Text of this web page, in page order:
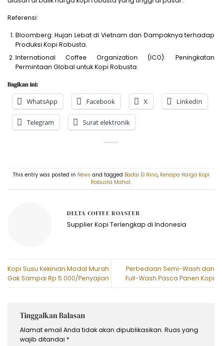
Referensi:
Bloomberg: Hujan Lebat di Vietnam dan Dampaknya terhadap
Produksi Kopi Robusta.
International Coffee Organization (ICO): Peningkatan
Permintaan Global untuk Kopi Robusta.
Bagikan ini:
WhatsApp Facebook X LinkedIn
Telegram Surat elektronik
This entry was posted in News and tagged Badai El Nino, Kenapa Harga Kopi
Robusta Mahal .
DELTA COFFEE ROASTER
Supplier Kopi Terlengkap di Indonesia
Kopi Susu Kekinian Modal Murah
Gak Sampai Rp 5.000/Penyajian
Perbedaan Semi-Wash dan
Full-Wash Pasca Panen Kopi
Tinggalkan Balasan
Alamat email Anda tidak akan dipublikasikan. Ruas yang
wajib ditandai *